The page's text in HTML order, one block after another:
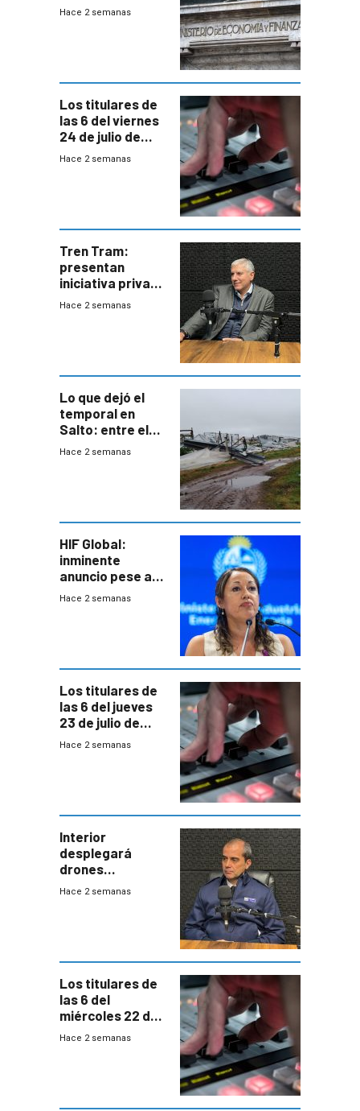
EE.UU se verán
Hace 2 semanas
Los titulares de
las 6 del viernes
24 de julio de
2026
Hace 2 semanas
Tren Tram:
presentan
iniciativa privada
para una red de
Hace 2 semanas
Lo que dejó el
temporal en
Salto: entre el
impacto
Hace 2 semanas
HIF Global:
inminente
anuncio pese a
declaración de
gobierno
Hace 2 semanas
Los titulares de
las 6 del jueves
23 de julio de
2026
Hace 2 semanas
Interior
desplegará
drones
autónomos para
Hace 2 semanas
Los titulares de
las 6 del
miércoles 22 de
julio de 2026
Hace 2 semanas